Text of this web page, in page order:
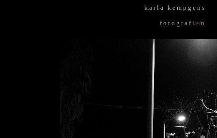
k.a r l a k.e m p g e n s
f o t o g r a f i/e/n